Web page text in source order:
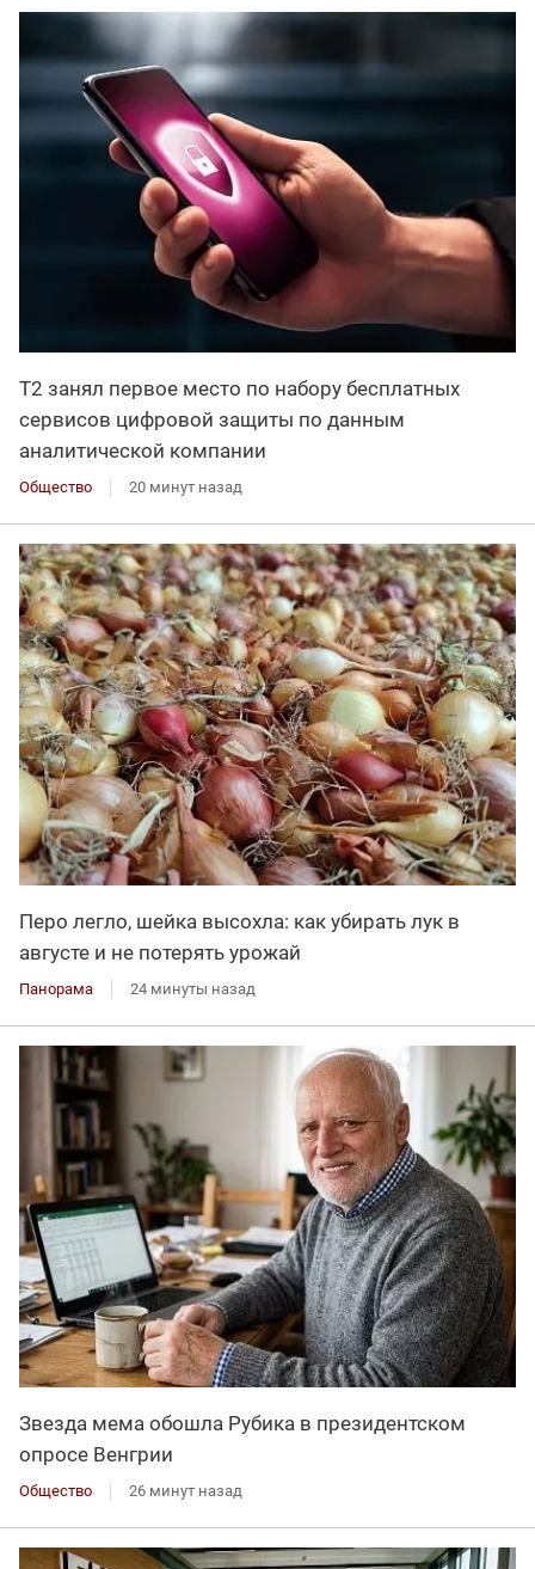
Т2 занял первое место по набору бесплатных
сервисов цифровой защиты по данным
аналитической компании
Общество 20 минут назад
Перо легло, шейка высохла: как убирать лук в
августе и не потерять урожай
Панорама 24 минуты назад
Звезда мема обошла Рубика в президентском
опросе Венгрии
Общество 26 минут назад